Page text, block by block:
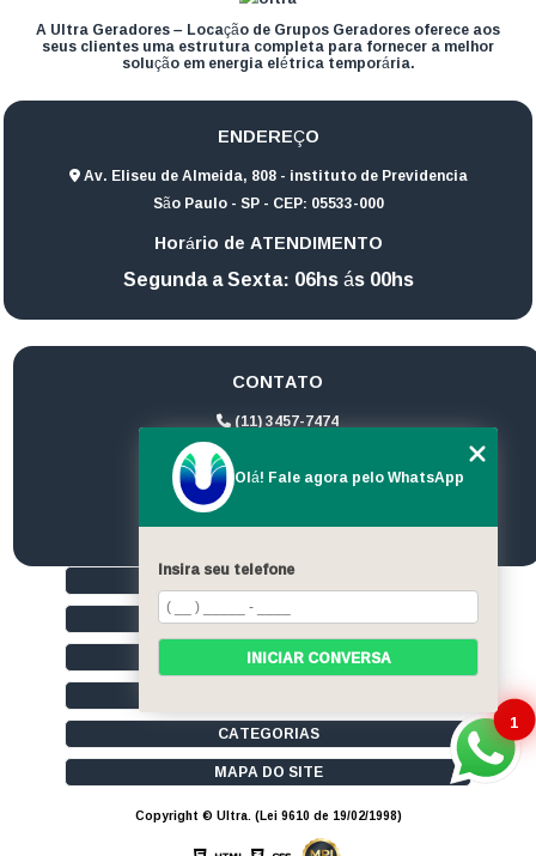
A Ultra Geradores – Locação de Grupos Geradores oferece aos
seus clientes uma estrutura completa para fornecer a melhor
solução em energia elétrica temporária.
ENDEREÇO
Av. Eliseu de Almeida, 808 - instituto de Previdencia
São Paulo - SP - CEP: 05533-000
Horário de ATENDIMENTO
Segunda a Sexta: 06hs ás 00hs
CONTATO
(11) 3457-7474
(11) 94172-1974
contato@ultrageradores.com
HOME
QUEM SOMOS
SERVIÇOS
CATEGORIAS
MAPA DO SITE
Copyright © Ultra. (Lei 9610 de 19/02/1998)
1
Olá! Fale agora pelo WhatsApp
Insira seu telefone
INICIAR CONVERSA